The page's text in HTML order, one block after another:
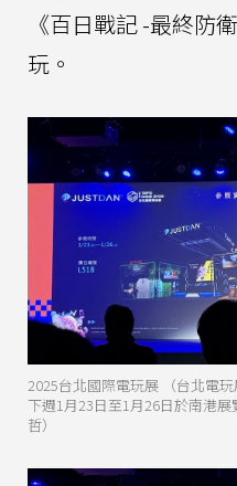
《百日戰記 -最終防
玩。
2025台北國際電玩展 （台北電
下週1月23日至1月26日於南港
哲）